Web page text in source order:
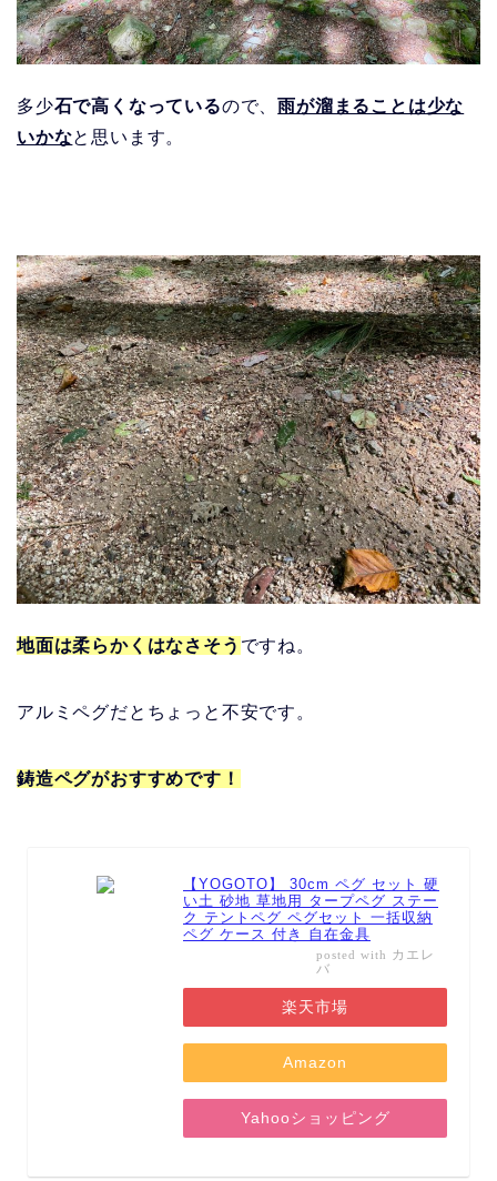
多少石で高くなっているので、雨が溜まることは少な
いかなと思います。
地面は柔らかくはなさそう ですね。
アルミペグだとちょっと不安です。
鋳造ペグがおすすめです！
【YOGOTO】 30cm ペグ セット 硬
い土 砂地 草地用 タープペグ ステー
ク テントペグ ペグセット 一括収納
ペグ ケース 付き 自在金具
posted with カエレ
バ
楽天市場
Amazon
Yahooショッピング